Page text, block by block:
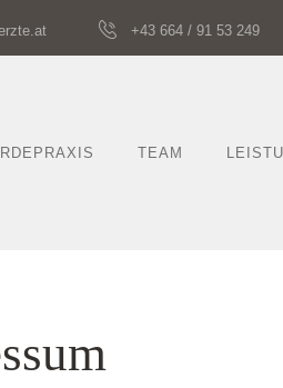
+43 664 / 91 53 249
TEAM